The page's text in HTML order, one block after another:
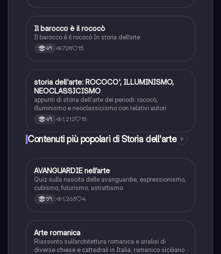
Storia dell'arte
Il barocco è il rococò
Il barocco è il rococò In storia dell’arte
4ªl 728 15
Storia dell'arte
storia dell'arte: ROCOCO', ILLUMINISMO,
NEOCLASSICISMO
appunti di storia dell'arte dei periodi: rococò,
illuminismo e neoclassicismo con relativi autori
4ªl 1,212 15
Contenuti più popolari di Storia dell'arte 9
AStoria dell'arte
AVANGUARDIE nell’arte
Quiz sulla nascita delle avanguardie, espressionismo,
cubismo, futurismo, astrattismo
5ªl 1,263 4
Storia dell'arte
Arte romanica
Riassunto sull’architettura romanica e analisi di
diverse chiese e cattedrali in Italia, romanico siciliano